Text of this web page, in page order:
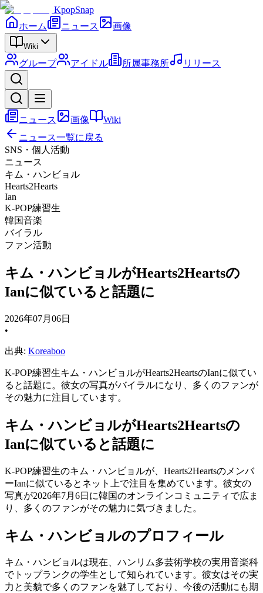
KpopSnap
ホーム
ニュース 画像
Wiki
グループ アイドル 所属事務所 リリース
ニュース 画像
Wiki
ニュース一覧に戻る
SNS・個人活動
ニュース
キム・ハンビョル
Hearts2Hearts
Ian
K-POP練習生
韓国音楽
バイラル
ファン活動
キム・ハンビョルがHearts2Heartsの
Ianに似ていると話題に
2026年07月06日
•
出典: Koreaboo
K-POP練習生キム・ハンビョルがHearts2HeartsのIanに似てい
ると話題に。彼女の写真がバイラルになり、多くのファンが
その魅力に注目しています。
キム・ハンビョルがHearts2Heartsの
Ianに似ていると話題に
K-POP練習生のキム・ハンビョルが、Hearts2Heartsのメンバ
ーIanに似ているとネット上で注目を集めています。彼女の
写真が2026年7月6日に韓国のオンラインコミュニティで広ま
り、多くのファンがその魅力に気づきました。
キム・ハンビョルのプロフィール
キム・ハンビョルは現在、ハンリム多芸術学校の実用音楽科
でトップランクの学生として知られています。彼女はその実
力と美貌で多くのファンを魅了しており、今後の活動にも期